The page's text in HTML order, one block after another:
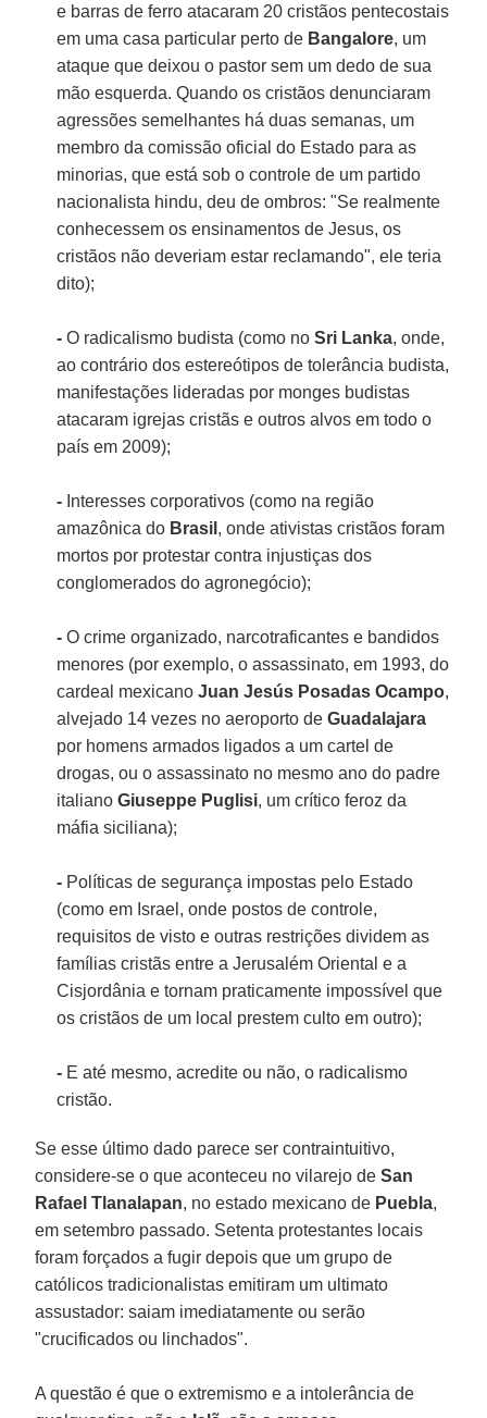
e barras de ferro atacaram 20 cristãos pentecostais
em uma casa particular perto de Bangalore, um
ataque que deixou o pastor sem um dedo de sua
mão esquerda. Quando os cristãos denunciaram
agressões semelhantes há duas semanas, um
membro da comissão oficial do Estado para as
minorias, que está sob o controle de um partido
nacionalista hindu, deu de ombros: "Se realmente
conhecessem os ensinamentos de Jesus, os
cristãos não deveriam estar reclamando", ele teria
dito);
- O radicalismo budista (como noSri Lanka, onde,
ao contrário dos estereótipos de tolerância budista,
manifestações lideradas por monges budistas
atacaram igrejas cristãs e outros alvos em todo o
país em 2009);
- Interesses corporativos (como na região
amazônica do Brasil , onde ativistas cristãos foram
mortos por protestar contra injustiças dos
conglomerados do agronegócio);
- O crime organizado, narcotraficantes e bandidos
menores (por exemplo, o assassinato, em 1993, do
cardeal mexicanoJuan Jesús Posadas Ocampo,
alvejado 14 vezes no aeroporto deGuadalajara
por homens armados ligados a um cartel de
drogas, ou o assassinato no mesmo ano do padre
italianoGiuseppe Puglisi, um crítico feroz da
máfia siciliana);
- Políticas de segurança impostas pelo Estado
(como em Israel, onde postos de controle,
requisitos de visto e outras restrições dividem as
famílias cristãs entre a Jerusalém Oriental e a
Cisjordânia e tornam praticamente impossível que
os cristãos de um local prestem culto em outro);
- E até mesmo, acredite ou não, o radicalismo
cristão.
Se esse último dado parece ser contraintuitivo,
considere-se o que aconteceu no vilarejo deSan
Rafael Tlanalapan, no estado mexicano de Puebla,
em setembro passado. Setenta protestantes locais
foram forçados a fugir depois que um grupo de
católicos tradicionalistas emitiram um ultimato
assustador: saiam imediatamente ou serão
"crucificados ou linchados".
A questão é que o extremismo e a intolerância de